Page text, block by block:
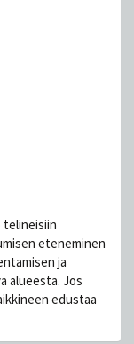
telineisiin
eteneminen
ja
alueesta. Jos
edustaa